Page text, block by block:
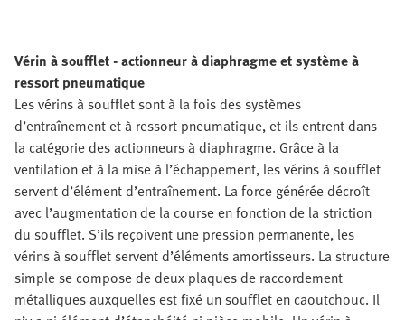
Vérin à soufflet - actionneur à diaphragme et système à
ressort pneumatique
Les vérins à soufflet sont à la fois des systèmes
d’entraînement et à ressort pneumatique, et ils entrent dans
la catégorie des actionneurs à diaphragme. Grâce à la
ventilation et à la mise à l’échappement, les vérins à soufflet
servent d’élément d’entraînement. La force générée décroît
avec l’augmentation de la course en fonction de la striction
du soufflet. S’ils reçoivent une pression permanente, les
vérins à soufflet servent d’éléments amortisseurs. La structure
simple se compose de deux plaques de raccordement
métalliques auxquelles est fixé un soufflet en caoutchouc. Il